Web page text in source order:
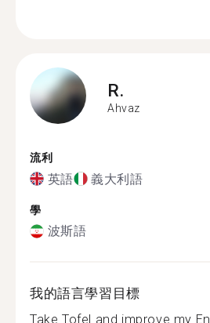
R.
Ahvaz
流利
英語 義大利語
學
波斯語
我的語言學習目標
Take Tofel and improve my